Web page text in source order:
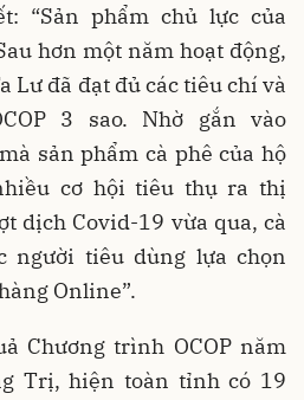
“Sản phẩm chủ lực của
hơn một năm hoạt động,
Lư đã đạt đủ các tiêu chí và
3 sao. Nhờ gắn vào
sản phẩm cà phê của hộ
cơ hội tiêu thụ ra thị
dịch Covid-19 vừa qua, cà
người tiêu dùng lựa chọn
Online”.
Chương trình OCOP năm
Trị, hiện toàn tỉnh có 19